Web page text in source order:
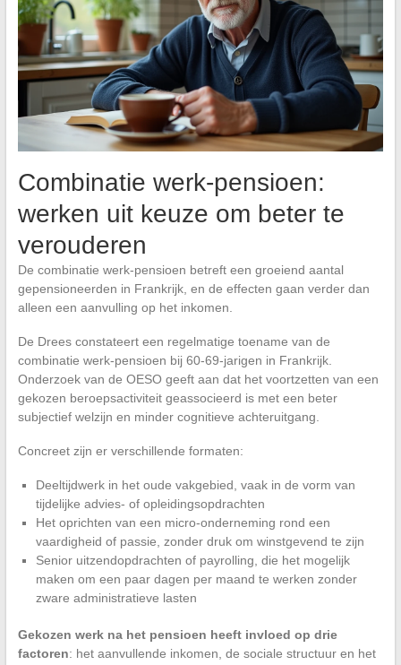
Combinatie werk-pensioen:
werken uit keuze om beter te
verouderen
De combinatie werk-pensioen betreft een groeiend aantal
gepensioneerden in Frankrijk, en de effecten gaan verder dan
alleen een aanvulling op het inkomen.
De Drees constateert een regelmatige toename van de
combinatie werk-pensioen bij 60-69-jarigen in Frankrijk.
Onderzoek van de OESO geeft aan dat het voortzetten van een
gekozen beroepsactiviteit geassocieerd is met een beter
subjectief welzijn en minder cognitieve achteruitgang.
Concreet zijn er verschillende formaten:
Deeltijdwerk in het oude vakgebied, vaak in de vorm van
tijdelijke advies- of opleidingsopdrachten
Het oprichten van een micro-onderneming rond een
vaardigheid of passie, zonder druk om winstgevend te zijn
Senior uitzendopdrachten of payrolling, die het mogelijk
maken om een paar dagen per maand te werken zonder
zware administratieve lasten
Gekozen werk na het pensioen heeft invloed op drie
factoren: het aanvullende inkomen, de sociale structuur en het